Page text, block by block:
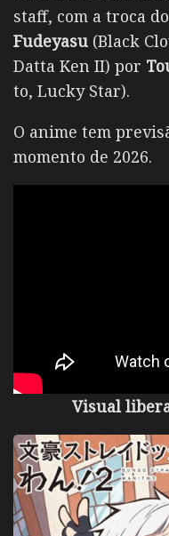
staff, com a troca
Fudeyasu (Black
Datta Ken II) por
to, Lucky Star).
O anime tem
momento de 2026.
Visual